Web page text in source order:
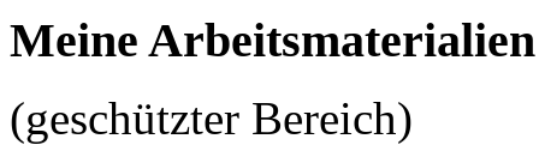
Meine Arbeitsmaterialien
(geschützter Bereich)